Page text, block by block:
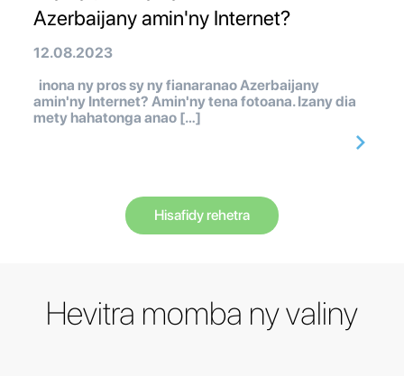
Azerbaijany amin'ny Internet?
12.08.2023
inona ny pros sy ny fianaranao Azerbaijany
amin'ny Internet? Amin'ny tena fotoana. Izany dia
mety hahatonga anao […]
Hisafidy rehetra
Hevitra momba ny valiny